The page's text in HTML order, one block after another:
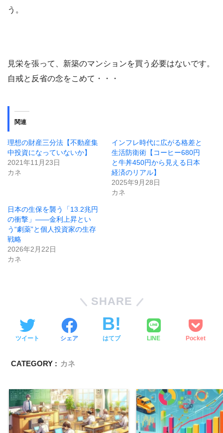
う。
見栄を張って、新築のマンションを買う必要はないです。
自戒と反省の念をこめて・・・
関連
理想の財産三分法【不動産集
中投資になっていないか】
2021年11月23日
カネ
インフレ時代に広がる格差と
生活防衛術【コーヒー680円
と牛丼450円から見える日本
経済のリアル】
2025年9月28日
カネ
日本の生保を襲う「13.2兆円
の衝撃」——金利上昇とい
う“劇薬”と個人投資家の生存
戦略
2026年2月22日
カネ
SHARE
ツイート シェア はてブ LINE Pocket
CATEGORY : カネ